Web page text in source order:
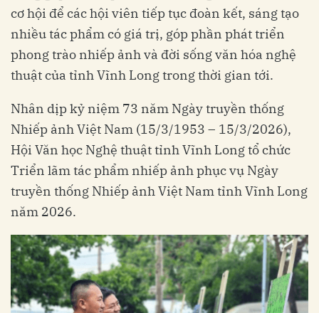
cơ hội để các hội viên tiếp tục đoàn kết, sáng tạo
nhiều tác phẩm có giá trị, góp phần phát triển
phong trào nhiếp ảnh và đời sống văn hóa nghệ
thuật của tỉnh Vĩnh Long trong thời gian tới.
Nhân dịp kỷ niệm 73 năm Ngày truyền thống
Nhiếp ảnh Việt Nam (15/3/1953 – 15/3/2026),
Hội Văn học Nghệ thuật tỉnh Vĩnh Long tổ chức
Triển lãm tác phẩm nhiếp ảnh phục vụ Ngày
truyền thống Nhiếp ảnh Việt Nam tỉnh Vĩnh Long
năm 2026.